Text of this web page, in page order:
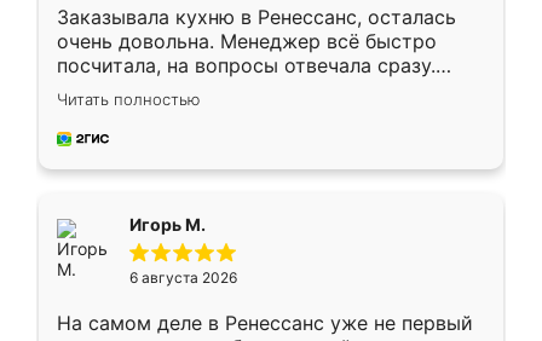
Заказывала кухню в Ренессанс, осталась
очень довольна. Менеджер всё быстро
посчитала, на вопросы отвечала сразу.
Замерщик приехал в субботу, подошёл к
делу со всей ответственностью. Собрали
за день, ребята работали аккуратно, даже
Читать полностью
Игорь М.
6 августа 2026
На самом деле в Ренессанс уже не первый